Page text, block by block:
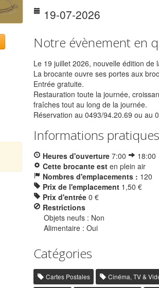
19-07-2026
Notre évènement en
Le 19 juillet 2026, nouvelle édition de
La brocante ouvre ses portes aux
Entrée gratuite.
Restauration toute la journée,
fraîches tout au long de la journée.
Réservation au 0493/94.20.69 ou au
Informations pratiques
Heures d'ouverture 7:00
18:00
Cette brocante est en plein air
Nombres d'emplacements : 120
Prix de l'emplacement 1,50 €
Prix d'entrée 0 €
Restrictions
Objets neufs : Non
Alimentaire : Oui
Catégories
Cartes Postales Cinéma, TV &